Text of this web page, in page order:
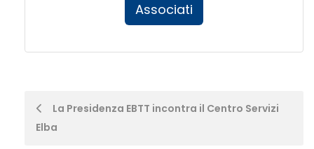
Associati
Post
navigation
La Presidenza EBTT incontra il Centro Servizi
Elba